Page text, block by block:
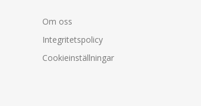
Om oss
Integritetspolicy
Cookieinställningar